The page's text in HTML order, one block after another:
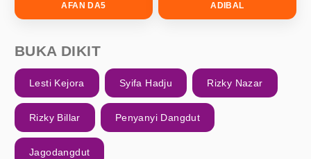
AFAN DA5 ADIBAL
BUKA DIKIT
Lesti Kejora Syifa Hadju Rizky Nazar
Rizky Billar Penyanyi Dangdut
Jagodangdut